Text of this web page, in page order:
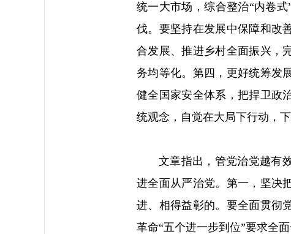
统一大市场，综合整治“内卷
伐。要坚持在发展中保障和改
合发展、推进乡村全面振兴，
务均等化。第四，更好统筹发
健全国家安全体系，把捍卫政
统观念，自觉在大局下行动，
文章指出，管党治党越有
进全面从严治党。第一，坚决
进、相得益彰的。要全面贯彻
革命“五个进一步到位”要求全